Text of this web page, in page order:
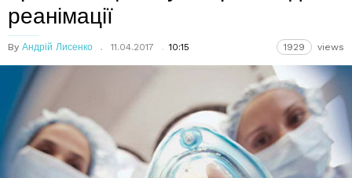
реанімації
By Андрій Лисенко 11.04.2017 10:15 1929 views